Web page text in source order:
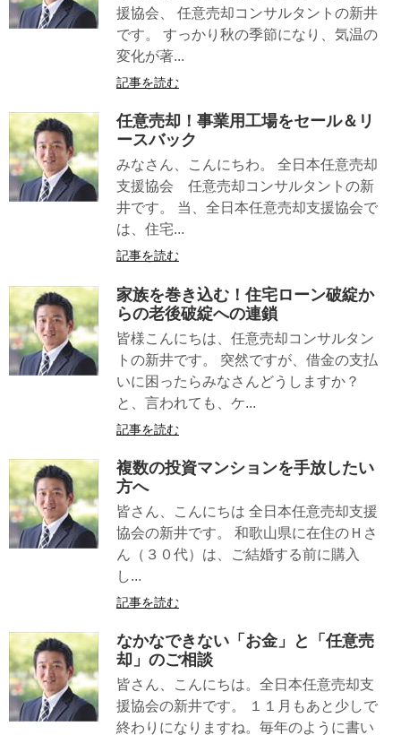
援協会、 任意売却コンサルタントの新井
です。 すっかり秋の季節になり、気温の
変化が著...
記事を読む
任意売却！事業用工場をセール＆リ
ースバック
みなさん、こんにちわ。 全日本任意売却
支援協会 任意売却コンサルタントの新
井です。 当、全日本任意売却支援協会で
は、住宅...
記事を読む
家族を巻き込む！住宅ローン破綻か
らの老後破綻への連鎖
皆様こんにちは、任意売却コンサルタン
トの新井です。 突然ですが、借金の支払
いに困ったらみなさんどうしますか？
と、言われても、ケ...
記事を読む
複数の投資マンションを手放したい
方へ
皆さん、こんにちは 全日本任意売却支援
協会の新井です。 和歌山県に在住のＨさ
ん（３０代）は、ご結婚する前に購入
し...
記事を読む
なかなできない「お金」と「任意売
却」のご相談
皆さん、こんにちは。全日本任意売却支
援協会の新井です。 １１月もあと少しで
終わりになりますね。毎年のように書い